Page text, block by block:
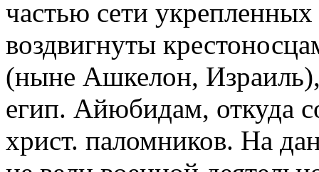
частью сети
воздвигнуты
(ныне Ашкелон,
егип. Айюбидам, откуда
христ. паломников. На